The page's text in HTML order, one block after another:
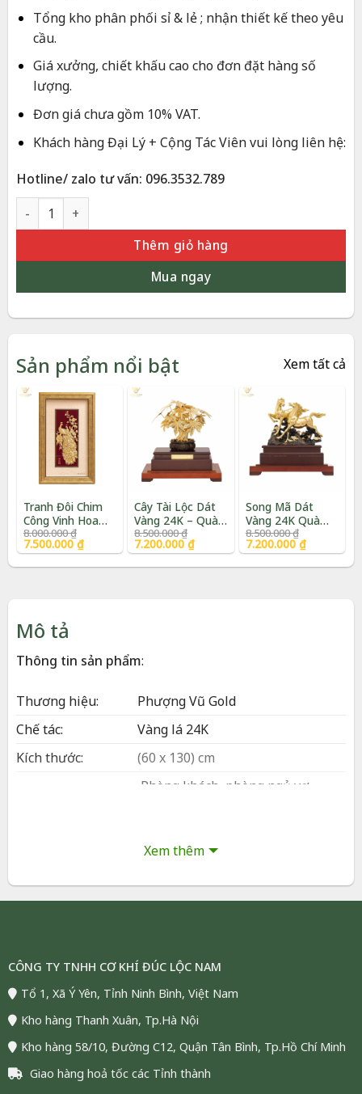
Tổng kho phân phối sỉ & lẻ ; nhận thiết kế theo yêu
cầu.
Giá xưởng, chiết khấu cao cho đơn đặt hàng số
lượng.
Đơn giá chưa gồm 10% VAT.
Khách hàng Đại Lý + Cộng Tác Viên vui lòng liên hệ:
Hotline/ zalo tư vấn: 096.3532.789
Tranh Tam Đa Dát Vàng 24K – Quà Tặng Tết – Mừng Thọ |
Thêm giỏ hàng
Mua ngay
Sản phẩm nổi bật Xem tất cả
Tranh Đôi Chim
Công Vinh Hoa
Phú Quý Mạ Vàng
24K | Phượng Vũ
8.000.000₫Giá
gốc
là:
8.000.000 ₫.
7.500.000₫
Giá
hiện
tại
là:
Cây Tài Lộc Dát
Vàng 24K – Quà
Tặng Sếp Cao
Cấp | Phượng Vũ
8.500.000₫Giá
gốc
là:
8.500.000 ₫.
7.200.000₫
Giá
hiện
tại
là:
Song Mã Dát
Vàng 24K Quà
Tặng Phong Thủy
Cao Cấp |
8.500.000₫Giá
gốc
là:
8.500.000 ₫.
7.200.000₫
Giá
hiện
tại
là:
Mô tả
Thông tin sản phẩm:
Thương hiệu:
Phượng Vũ Gold
Chế tác:
Vàng lá 24K
Kích thước:
(60 x 130) cm
Phòng khách, phòng ngủ vợ
24 tháng
Vận chuyển:
Giao hàng toàn quốc (COD)
Tranh Tam Đa Dát Vàng 24K – Quà Tặng
Tết – Mừng Thọ | Phượng Vũ Gold
⸻
Tam Đa – Biểu Tượng Của Phúc, Lộc, Thọ – Hạnh Phúc
Viên Mãn Của Đời Người
Trong văn hóa phương Đông, hình tượng Tam Đa –
Phúc, Lộc, Thọ tượng trưng cho ba điều may mắn lớn
Xem thêm
CÔNG TY TNHH CƠ KHÍ ĐÚC LỘC NAM
Tổ 1, Xã Ý Yên, Tỉnh Ninh Bình, Việt Nam
Kho hàng Thanh Xuân, Tp.Hà Nội
Kho hàng 58/10, Đường C12, Quận Tân Bình, Tp.Hồ Chí Minh
Giao hàng hoả tốc các Tỉnh thành